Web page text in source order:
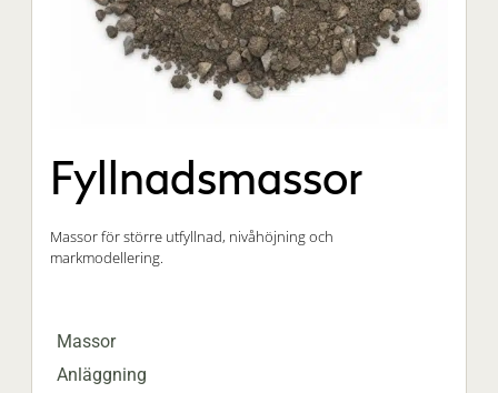
Fyllnadsmassor
Massor för större utfyllnad, nivåhöjning och
markmodellering.
Massor
Anläggning